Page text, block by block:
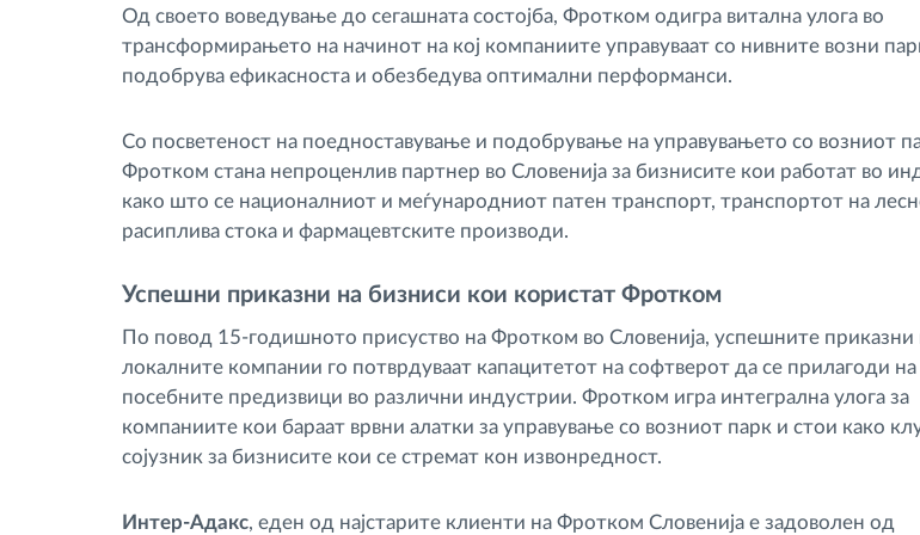
Од своето воведување до сегашната состојба, Фротком одигра витална улога во
трансформирањето на начинот на кој компаниите управуваат со нивните возни
подобрува ефикасноста и обезбедува оптимални перформанси.
Со посветеност на поедноставување и подобрување на управувањето со возниот
Фротком стана непроценлив партнер во Словенија за бизнисите кои работат во
како што се националниот и меѓународниот патен транспорт, транспортот на
расиплива стока и фармацевтските производи.
Успешни приказни на бизниси кои користат Фротком
По повод 15-годишното присуство на Фротком во Словенија, успешните приказни
локалните компании го потврдуваат капацитетот на софтверот да се прилагоди на
посебните предизвици во различни индустрии. Фротком игра интегрална улога за
компаниите кои бараат врвни алатки за управување со возниот парк и стои како
сојузник за бизнисите кои се стремат кон извонредност.
Интер-Адакс, еден од најстарите клиенти на Фротком Словенија е задоволен од